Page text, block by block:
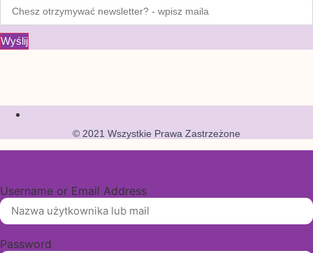
Wyślij
© 2021 Wszystkie Prawa Zastrzeżone
Username or Email Address
Password